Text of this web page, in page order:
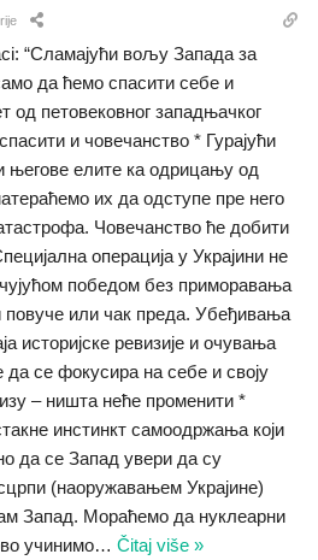
“Сламајући вољу Запада за
да ћемо спасити себе и
од петовековног западњачког
и човечанство * Гурајући
његове елите ка одрицању од
их да одступе пре него
Човечанство ће добити
операција у Украјини не
победом без приморавања
или чак преда. Убеђивања
историјске ревизије и очувања
да се фокусира на себе и своју
– ништа неће променити *
инстинкт самоодржања који
да се Запад увери да су
(наоружавањем Украјине)
Запад. Мораћемо да нуклеарни
учинимо… Čitaj više »